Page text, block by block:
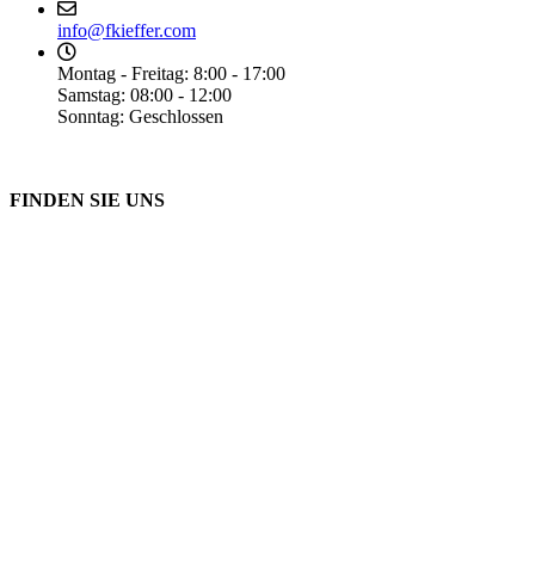
info@fkieffer.com
Montag - Freitag: 8:00 - 17:00
Samstag: 08:00 - 12:00
Sonntag: Geschlossen
FINDEN SIE UNS